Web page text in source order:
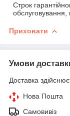
Строк
обслуговування,
Приховати
Умови
Доставка
Нова Пошта
Самовивіз